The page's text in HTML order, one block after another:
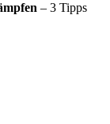
– 3 Tipps